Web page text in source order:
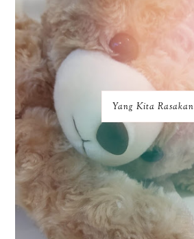
Yang Kita Rasakan